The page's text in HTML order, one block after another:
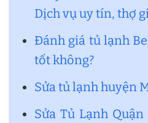
Dịch vụ uy tín, thợ
Đánh giá tủ lạnh
tốt không?
Sửa tủ lạnh huyện
Sửa Tủ Lạnh